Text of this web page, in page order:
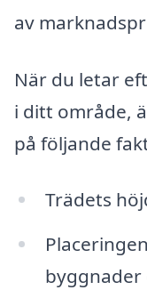
av
När du letar
i ditt område,
på följande
Trädets